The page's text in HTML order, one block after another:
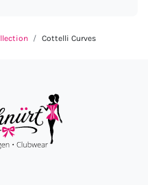
Cottelli Curves